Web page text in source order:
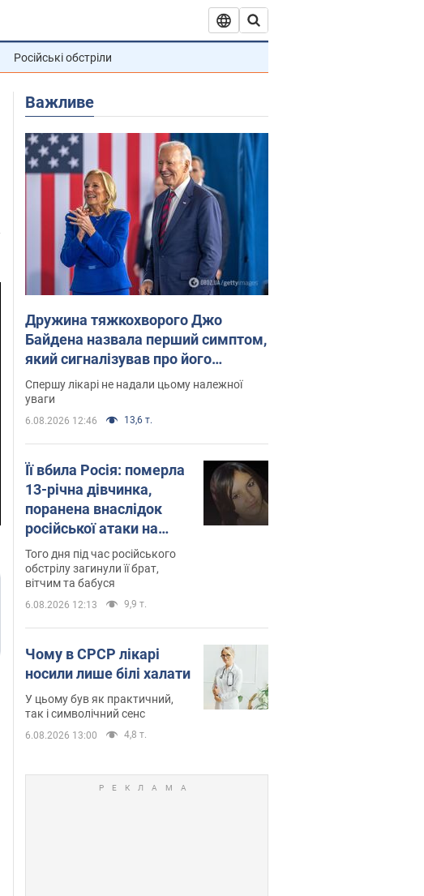
Російські обстріли
Важливе
Дружина тяжкохворого Джо
Байдена назвала перший симптом,
який сигналізував про його
"агресивний" рак
Спершу лікарі не надали цьому належної
уваги
6.08.2026 12:46 13,6 т.
Її вбила Росія: померла
13-річна дівчинка,
поранена внаслідок
російської атаки на
Сумщину. Фото
Того дня під час російського
обстрілу загинули її брат,
вітчим та бабуся
6.08.2026 12:13 9,9 т.
Чому в СРСР лікарі
носили лише білі халати
У цьому був як практичний,
так і символічний сенс
6.08.2026 13:00 4,8 т.